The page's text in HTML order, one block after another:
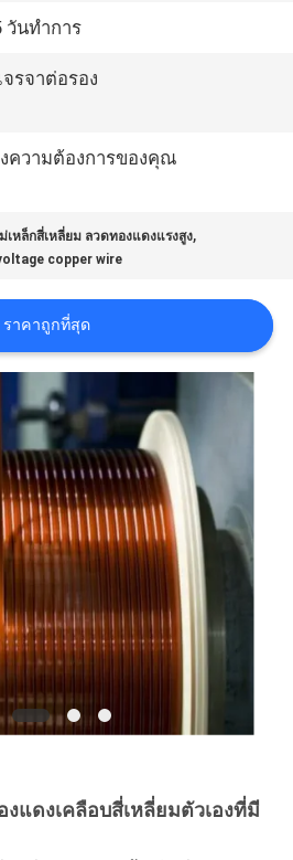
วันทำการ
จรจาต่อรอง
ความต้องการของคุณ
เหล็กสี่เหลี่ยม ลวดทองแดงแรงสูง,
copper wire
ราคาถูกที่สุด
งแดงเคลือบสี่เหลี่ยมตัวเองที่มี